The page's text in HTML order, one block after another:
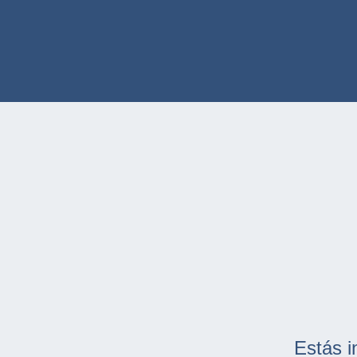
Estás